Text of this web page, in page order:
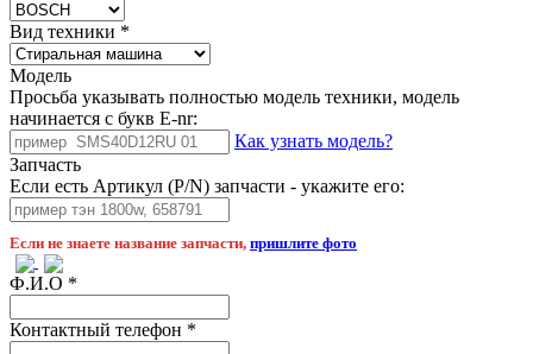
Вид техники *
Модель
Просьба указывать полностью модель техники, модель
начинается с букв E-nr:
Как узнать модель?
Запчасть
Если есть Артикул (P/N) запчасти - укажите его:
Если не знаете название запчасти, пришлите фото
Ф.И.О *
Контактный телефон *